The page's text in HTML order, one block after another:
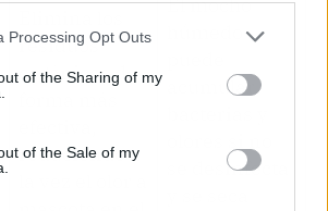
Processing Opt Outs
of the Sharing of my
of the Sale of my
residuos
orgánicos de
reduciendo a
acumular
se desinfecta